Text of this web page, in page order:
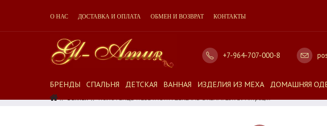
О НАС ДОСТАВКА И ОПЛАТА ОБМЕН И ВОЗВРАТ КОНТАКТЫ
+7-964-707-000-8
БРЕНДЫ СПАЛЬНЯ ДЕТСКАЯ ВАННАЯ ИЗДЕЛИЯ ИЗ МЕХА ДОМАШНЯЯ
Ванная ПОЛОТЕНЦЕ WESETA SWITZERLAND DREAMFLOR 19 Антрацит